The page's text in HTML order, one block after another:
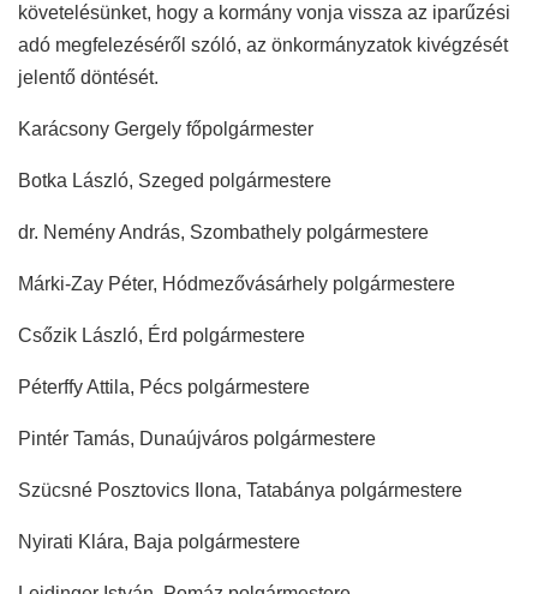
követelésünket, hogy a kormány vonja vissza az iparűzési
adó megfelezéséről szóló, az önkormányzatok kivégzését
jelentő döntését.
Karácsony Gergely főpolgármester
Botka László, Szeged polgármestere
dr. Nemény András, Szombathely polgármestere
Márki-Zay Péter, Hódmezővásárhely polgármestere
Csőzik László, Érd polgármestere
Péterffy Attila, Pécs polgármestere
Pintér Tamás, Dunaújváros polgármestere
Szücsné Posztovics Ilona, Tatabánya polgármestere
Nyirati Klára, Baja polgármestere